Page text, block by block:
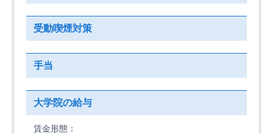
受動喫煙対策
手当
大学院の給与
賃金形態：